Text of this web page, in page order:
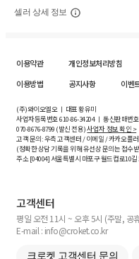
셀러 상세 정보
이용약관 개인정보처리방침
이용방법
공지사항 이벤
(주)와이오엘오 ㅣ 대표 황유미
사업자등록번호610-86-34204ㅣ 통신판매번
070-8676-8799 (발신 전용)사업자 정보 확인 >
고객 문의: 우측 고객센터 / 이메일 / 카카오플
(정확한 상담 기록을 위해 유선상 문의는 접수
주소 [04004] 서울특별시 마포구 월드컵로10길
고객센터
평일 오전 11시 ~ 오후 5시 (주말, 공
E-mail : info@croket.co.kr
크로켓 고객센터 문의